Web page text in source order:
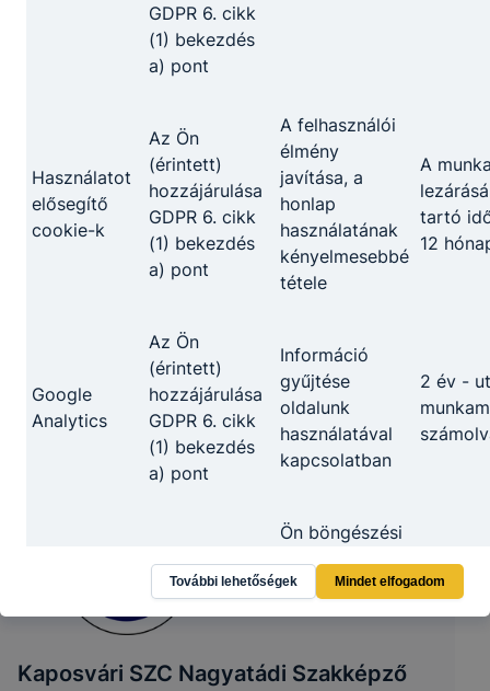
Partnereink
Kaposvári SZC Nagyatádi Szakképző
GDPR 6. cikk
(1) bekezdés
a) pont
Használatot
elősegítő
cookie-k
Az Ön
(érintett)
hozzájárulása
GDPR 6. cikk
(1) bekezdés
a) pont
A felhasználói
élmény
javítása, a
honlap
használatának
kényelmesebbé
tétele
A
tartó
12
Google
Analytics
Az Ön
(érintett)
hozzájárulása
GDPR 6. cikk
(1) bekezdés
a) pont
Információ
gyűjtése
oldalunk
használatával
kapcsolatban
2 év -
célú cookie-
Az Ön
(érintett)
hozzájárulása
Ön böngészési
szokásainak
feltérképezését
követően a
relevánsnak
További lehetőségek Mindet elfogadom